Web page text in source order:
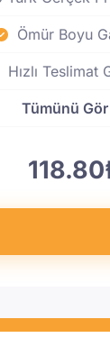
Ömür Boyu
Hızlı Teslimat
Tümünü Gör